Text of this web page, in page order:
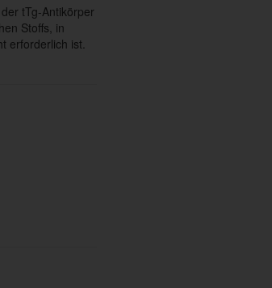
tTg-Antikörper
Stoffs, in
erforderlich ist.